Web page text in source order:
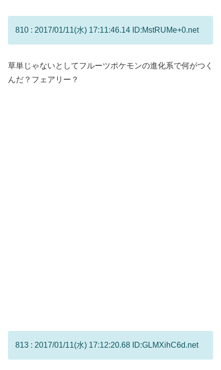
810 : 2017/01/11(水) 17:11:46.14 ID:MstRUMe+0.net
草単じゃないとしてフルーツポケモンの進化系で何がつく
んだ？フェアリー？
813 : 2017/01/11(水) 17:12:20.68 ID:GLMXihC6d.net